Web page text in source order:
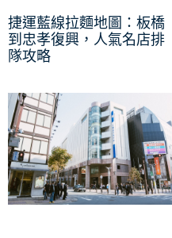
捷運藍線拉麵地圖：板橋
到忠孝復興，人氣名店排
隊攻略